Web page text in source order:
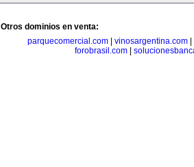
Otros dominios en venta:
parquecomercial.com
vinosargentina.com
forobrasil.com|